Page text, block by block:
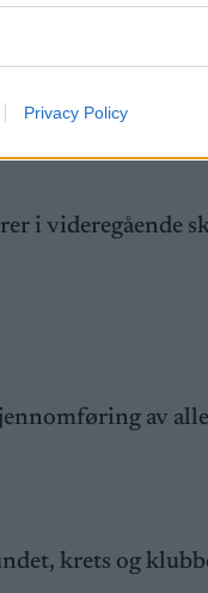
Privacy Policy
i videregående
av alle
krets og